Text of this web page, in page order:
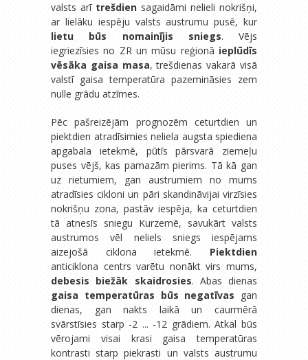
valsts arī trešdien sagaidāmi nelieli nokrišņi,
ar lielāku iespēju valsts austrumu pusē, kur
lietu būs nomainījis sniegs. Vējs
iegriezīsies no ZR un mūsu reģionā ieplūdīs
vēsāka gaisa masa, trešdienas vakarā visā
valstī gaisa temperatūra pazemināsies zem
nulle grādu atzīmes.
Pēc pašreizējām prognozēm ceturtdien un
piektdien atradīsimies neliela augsta spiediena
apgabala ietekmē, pūtīs pārsvarā ziemeļu
puses vējš, kas pamazām pierims. Tā kā gan
uz rietumiem, gan austrumiem no mums
atradīsies cikloni un pāri skandināvijai virzīsies
nokrišņu zona, pastāv iespēja, ka ceturtdien
tā atnesīs sniegu Kurzemē, savukārt valsts
austrumos vēl neliels sniegs iespējams
aizejošā ciklona ietekmē. Piektdien
anticiklona centrs varētu nonākt virs mums,
debesis biežāk skaidrosies. Abas dienas
gaisa temperatūras būs negatīvas gan
dienas, gan nakts laikā un caurmērā
svārstīsies starp -2 ... -12 grādiem. Atkal būs
vērojami visai krasi gaisa temperatūras
kontrasti starp piekrasti un valsts austrumu